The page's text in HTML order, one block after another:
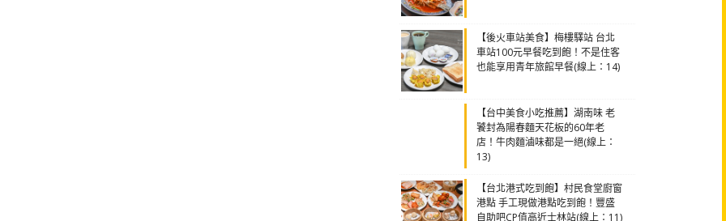
【後火車站美食】梅樓驛站 台北
車站100元早餐吃到飽！不是住客
也能享用青年旅館早餐(線上：14)
【台中美食小吃推薦】湖南味 老
饕封為陽春麵天花板的60年老
店！牛肉麵滷味都是一絕(線上：
13)
【台北港式吃到飽】村民食堂廚窗
港點 手工現做港點吃到飽！豐盛
自助吧CP值高近士林站(線上：11)